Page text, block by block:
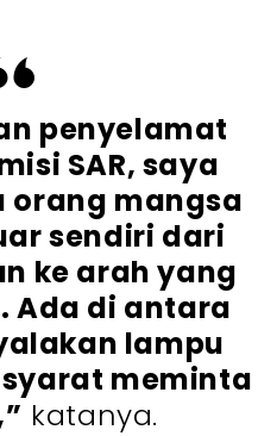
penyelamat
SAR, saya
orang mangsa
sendiri dari
ke arah yang
Ada di antara
lampu
meminta
katanya.